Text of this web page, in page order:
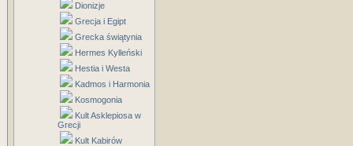
Dionizje
Grecja i Egipt
Grecka świątynia
Hermes Kylleński
Hestia i Westa
Kadmos i Harmonia
Kosmogonia
Kult Asklepiosa w
Grecji
Kult Kabirów